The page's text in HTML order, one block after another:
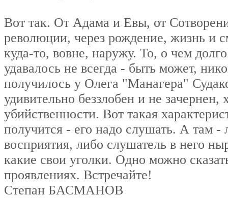
Вот так. От Адама и Евы, от
революции, через рождение, жизнь и
куда-то, вовне, наружу. То, о чем
удавалось не всегда - быть может,
получилось у Олега "Манагера"
удивительно беззлобен и не
убийственности. Вот такая
получится - его надо слушать. А там
восприятия, либо слушатель в него
какие свои уголки. Одно можно
проявлениях. Встречайте!
Степан БАСМАНОВ